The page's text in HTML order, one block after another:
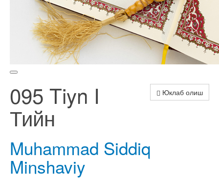
Юклаб олиш
095 Tiyn I
Тийн
Muhammad Siddiq
Minshaviy